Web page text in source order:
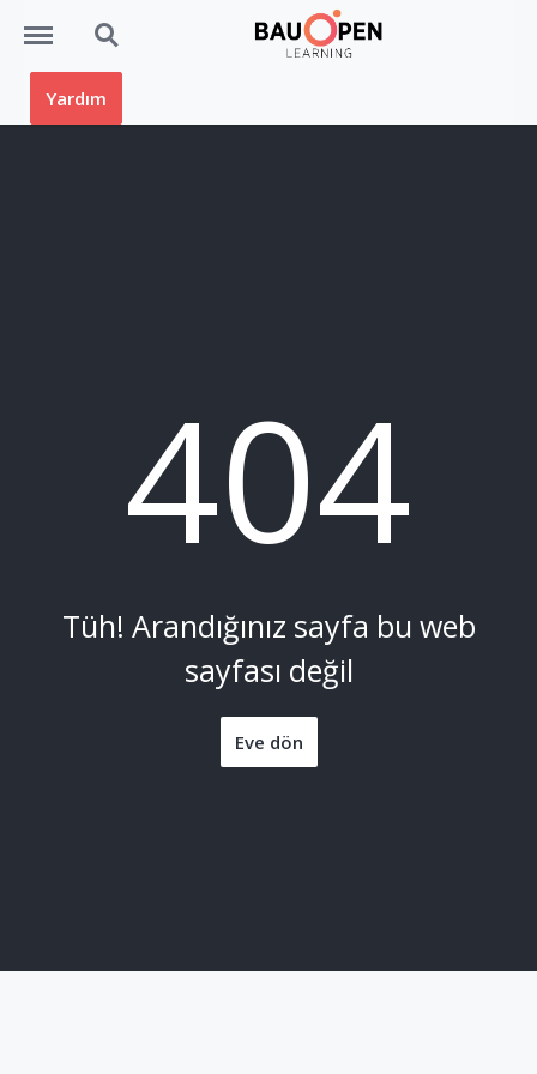
Menü Ara
Yardım
404
Tüh! Arandığınız sayfa bu web
sayfası değil
Eve dön